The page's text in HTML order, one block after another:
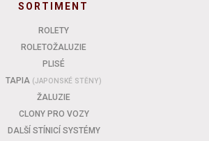
SORTIMENT
ROLETY
ROLETOŽALUZIE
PLISÉ
TAPIA (JAPONSKÉ STĚNY)
ŽALUZIE
CLONY PRO VOZY
DALŠÍ STÍNICÍ SYSTÉMY